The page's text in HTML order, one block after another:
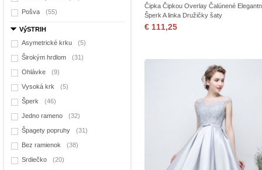
Pošva (55)
VýSTRIH
Asymetrické krku
(5)
Širokým hrdlom (31)
Ohlávke (9)
Vysoká krk (5)
Šperk (46)
Jedno rameno (32)
Špagety popruhy (31)
Bez ramienok (38)
Srdiečko (20)
Čipka Čipkou Overlay Čalúnené
Šperk A linka Družičky šaty
€ 111,25